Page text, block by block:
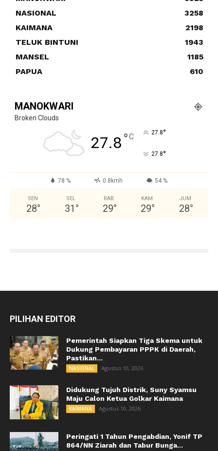
NASIONAL
3258
KAIMANA
2198
TELUK BINTUNI
1943
MANSEL
1185
PAPUA
610
MANOKWARI
Broken Clouds
27.8°C 27.8°
27.8°
78 % 0.8kmh 54 %
SEN
28°
SEL
31 °
RAB
29°
KAM
29°
JUM
28°
PILIHAN EDITOR
Pemerintah Siapkan Tiga Skema untuk
Dukung Pembayaran PPPK di Daerah,
Pastikan...
NASIONAL Agustus 10, 2026
Didukung Tujuh Distrik, Suny Syamsu
Maju Calon Ketua Golkar Kaimana
KAIMANA Agustus 10, 2026
Peringati 1 Tahun Pengabdian, Yonif TP
864/NN Ziarah dan Tabur Bunga...